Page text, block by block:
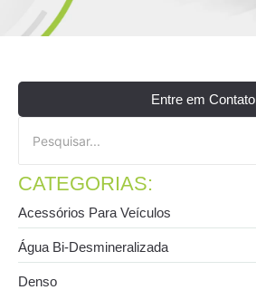
Entre em Contato
CATEGORIAS:
Acessórios Para Veículos
Água Bi-Desmineralizada
Denso